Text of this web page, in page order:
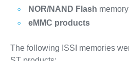
NOR/NAND Flash
eMMC products
The following ISSI memories